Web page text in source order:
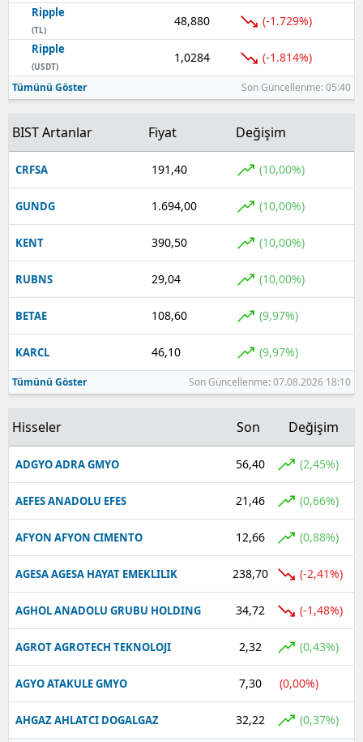
Ripple
(TL)
48,880 (-1.729%)
Ripple
(USDT)
1,0284 (-1.814%)
Tümünü Göster Son Güncellenme: 05:40
BIST Artanlar Fiyat Değişim
CRFSA 191,40 (10,00%)
GUNDG 1.694,00 (10,00%)
KENT 390,50 (10,00%)
RUBNS 29,04 (10,00%)
BETAE 108,60 (9,97%)
KARCL 46,10 (9,97%)
Tümünü Göster Son Güncellenme: 07.08.2026 18:10
Hisseler Son Değişim
ADGYO ADRA GMYO 56,40 (2,45%)
AEFES ANADOLU EFES 21,46 (0,66%)
AFYON AFYON CIMENTO 12,66 (0,88%)
AGESA AGESA HAYAT EMEKLILIK 238,70 (-2,41%)
AGHOL ANADOLU GRUBU HOLDING 34,72 (-1,48%)
AGROT AGROTECH TEKNOLOJI 2,32 (0,43%)
AGYO ATAKULE GMYO 7,30 (0,00%)
AHGAZ AHLATCI DOGALGAZ 32,22 (0,37%)